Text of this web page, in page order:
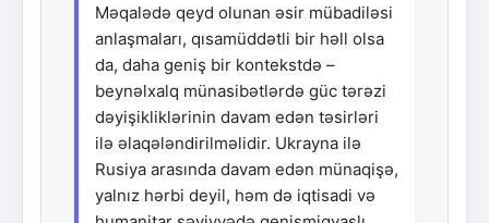
Məqalədə qeyd olunan əsir mübadiləsi
anlaşmaları, qısamüddətli bir həll olsa
da, daha geniş bir kontekstdə –
beynəlxalq münasibətlərdə güc tərəzi
dəyişikliklərinin davam edən təsirləri
ilə əlaqələndirilməlidir. Ukrayna ilə
Rusiya arasında davam edən münaqişə,
yalnız hərbi deyil, həm də iqtisadi və